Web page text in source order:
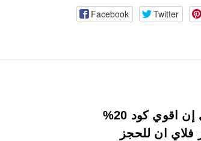
Facebook Twitter
كوبون خصم فلاي إن اقوي كود 20%
ان للحجز